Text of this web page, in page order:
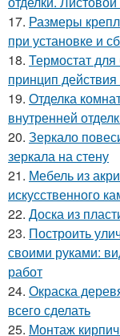
17. Размеры
при установке и
18. Термостат для
принцип
19. Отделка
внутренней
20. Зеркало
зеркала на стену
21. Мебель из
искусственного
22. Доска из
23. Построить
своими руками:
работ
24. Окраска
всего сделать
25. Монтаж